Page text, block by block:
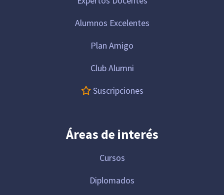
Alumnos Excelentes
Plan Amigo
Club Alumni
Suscripciones
Áreas de interés
Cursos
Diplomados